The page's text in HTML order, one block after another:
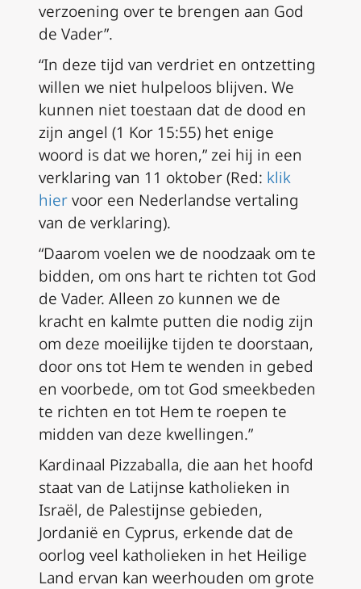
verzoening over te brengen aan God
de Vader”.
“In deze tijd van verdriet en ontzetting
willen we niet hulpeloos blijven. We
kunnen niet toestaan dat de dood en
zijn angel (1 Kor 15:55) het enige
woord is dat we horen,” zei hij in een
verklaring van 11 oktober(Red: klik
hiervoor een Nederlandse vertaling
van de verklaring).
“Daarom voelen we de noodzaak om te
bidden, om ons hart te richten tot God
de Vader. Alleen zo kunnen we de
kracht en kalmte putten die nodig zijn
om deze moeilijke tijden te doorstaan,
door ons tot Hem te wenden in gebed
en voorbede, om tot God smeekbeden
te richten en tot Hem te roepen te
midden van deze kwellingen.”
Kardinaal Pizzaballa, die aan het hoofd
staat van de Latijnse katholieken in
Israël, de Palestijnse gebieden,
Jordanië en Cyprus, erkende dat de
oorlog veel katholieken in het Heilige
Land ervan kan weerhouden om grote